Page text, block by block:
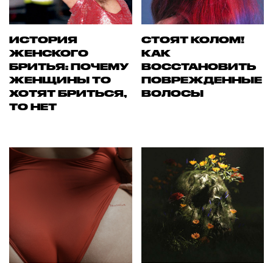
ИСТОРИЯ
ЖЕНСКОГО
БРИТЬЯ: ПОЧЕМУ
ЖЕНЩИНЫ ТО
ХОТЯТ БРИТЬСЯ,
ТО НЕТ
СТОЯТ КОЛОМ!
КАК
ВОССТАНОВИТЬ
ПОВРЕЖДЕННЫЕ
ВОЛОСЫ